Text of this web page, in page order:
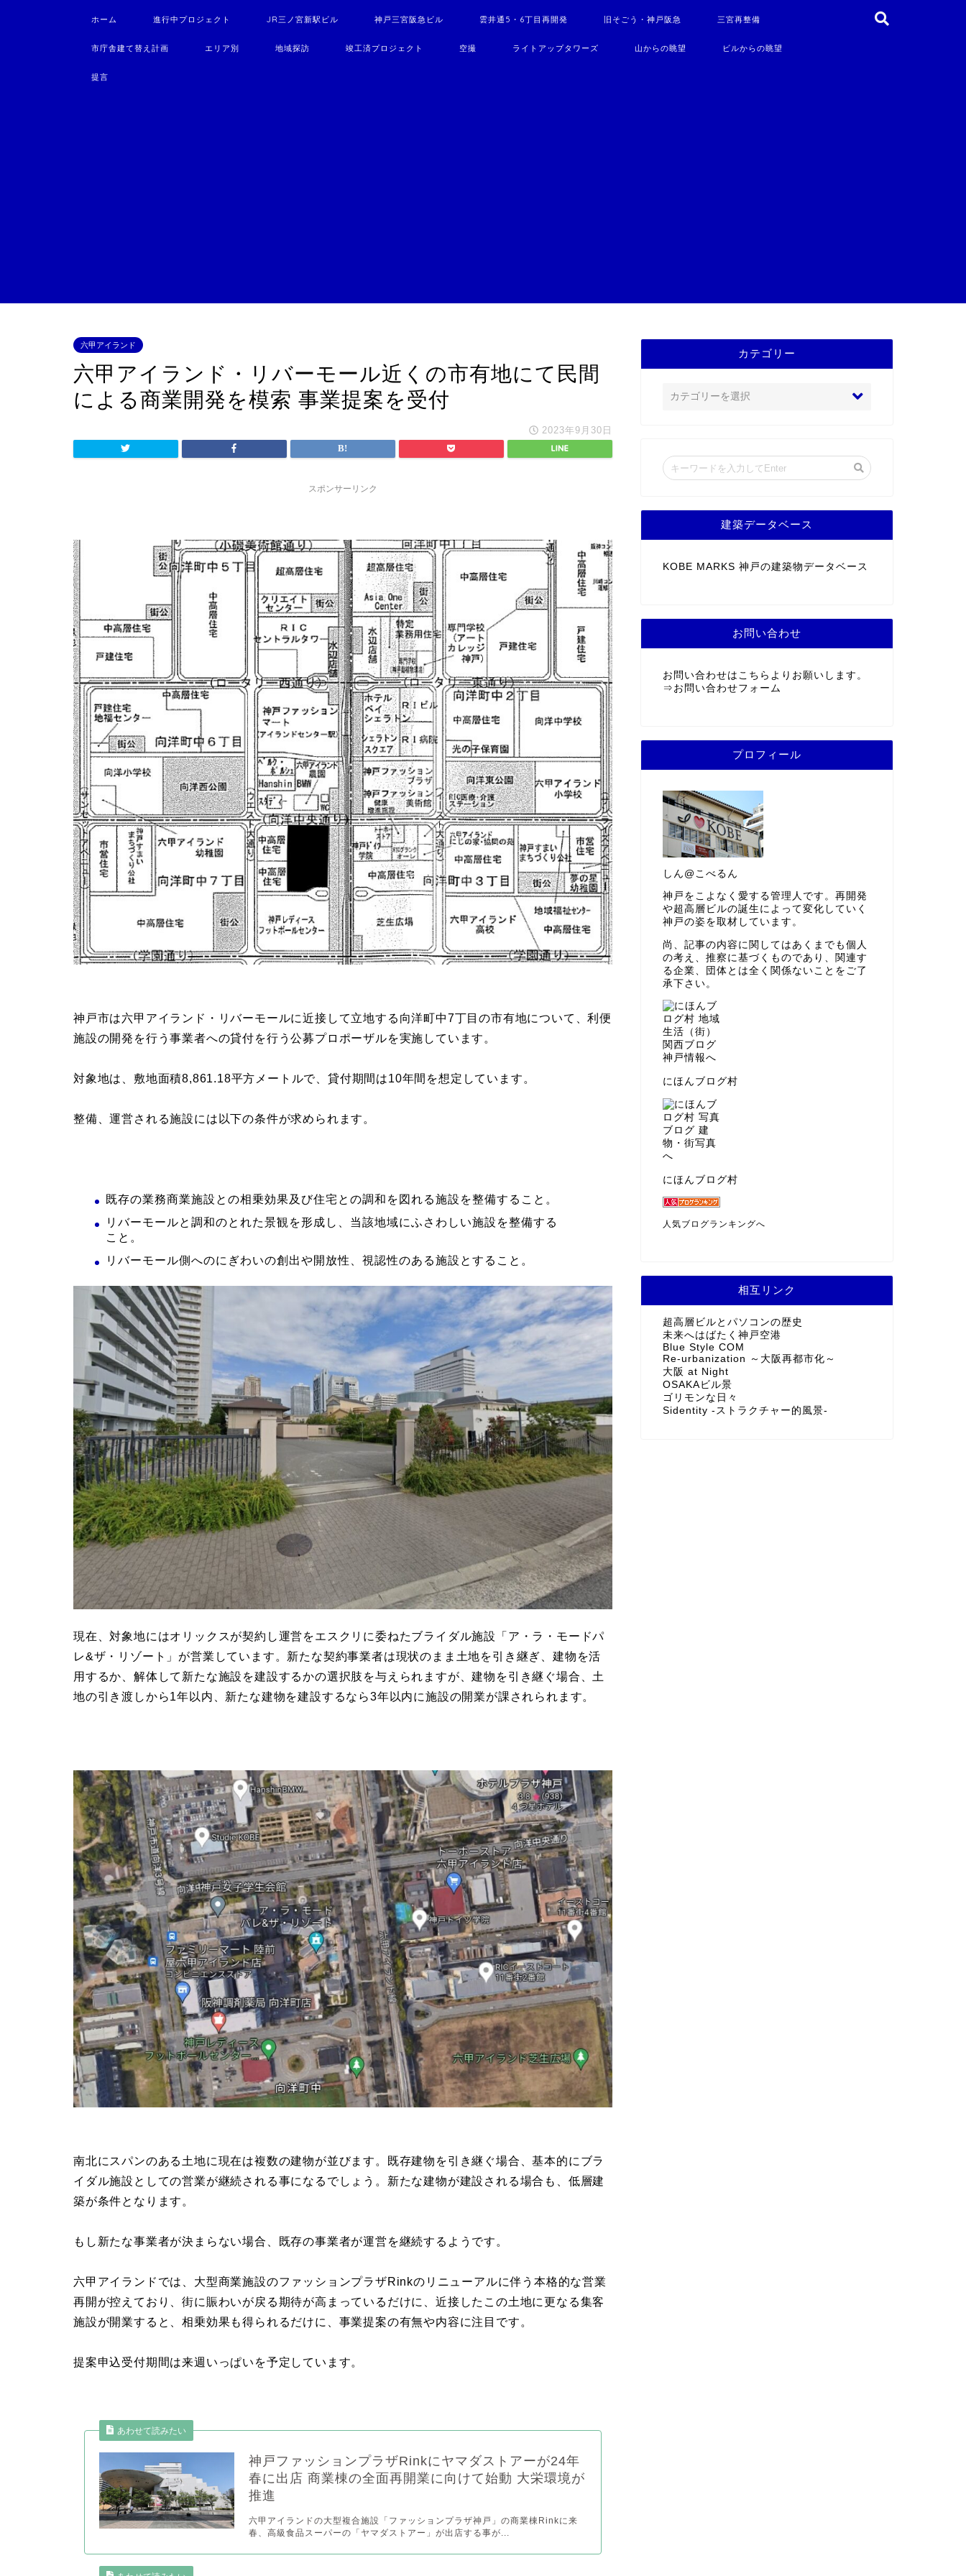
ホーム 進行中プロジェクト JR三ノ宮新駅ビル 神戸三宮阪急ビル 雲井通5・6丁目再開発 旧そごう・神戸阪急 三宮再整備
市庁舎建て替え計画 エリア別 地域探訪 竣工済プロジェクト 空撮 ライトアップタワーズ 山からの眺望 ビルからの眺望
提言
六甲アイランド
六甲アイランド・リバーモール近くの市有地にて民間
による商業開発を模索 事業提案を受付
2023年9月30日
スポンサーリンク
神戸市は六甲アイランド・リバーモールに近接して立地する向洋町中7丁目の市有地について、利便
施設の開発を行う事業者への貸付を行う公募プロポーザルを実施しています。
対象地は、敷地面積8,861.18平方メートルで、貸付期間は10年間を想定しています。
整備、運営される施設には以下の条件が求められます。
既存の業務商業施設との相乗効果及び住宅との調和を図れる施設を整備すること。
リバーモールと調和のとれた景観を形成し、当該地域にふさわしい施設を整備する
こと。
リバーモール側へのにぎわいの創出や開放性、視認性のある施設とすること。
現在、対象地にはオリックスが契約し運営をエスクリに委ねたブライダル施設「ア・ラ・モードパ
レ&ザ・リゾート」が営業しています。新たな契約事業者は現状のまま土地を引き継ぎ、建物を活
用するか、解体して新たな施設を建設するかの選択肢を与えられますが、建物を引き継ぐ場合、土
地の引き渡しから1年以内、新たな建物を建設するなら3年以内に施設の開業が課されられます。
南北にスパンのある土地に現在は複数の建物が並びます。既存建物を引き継ぐ場合、基本的にブラ
イダル施設としての営業が継続される事になるでしょう。新たな建物が建設される場合も、低層建
築が条件となります。
もし新たな事業者が決まらない場合、既存の事業者が運営を継続するようです。
六甲アイランドでは、大型商業施設のファッションプラザRinkのリニューアルに伴う本格的な営業
再開が控えており、街に賑わいが戻る期待が高まっているだけに、近接したこの土地に更なる集客
施設が開業すると、相乗効果も得られるだけに、事業提案の有無や内容に注目です。
提案申込受付期間は来週いっぱいを予定しています。
あわせて読みたい
神戸ファッションプラザRinkにヤマダストアーが24年
春に出店 商業棟の全面再開業に向けて始動 大栄環境が
推進
六甲アイランドの大型複合施設「ファッションプラザ神戸」の商業棟Rinkに来
春、高級食品スーパーの「ヤマダストアー」が出店する事が...
カテゴリー
建築データベース
KOBE MARKS 神戸の建築物データベース
お問い合わせ
お問い合わせはこちらよりお願いします。
⇒ お問い合わせフォーム
プロフィール
しん@こべるん
神戸をこよなく愛する管理人です。再開発
や超高層ビルの誕生によって変化していく
神戸の姿を取材しています。
尚、記事の内容に関してはあくまでも個人
の考え、推察に基づくものであり、関連す
る企業、団体とは全く関係ないことをご了
承下さい。
にほんブログ村
にほんブログ村
人気ブログランキングへ
相互リンク
超高層ビルとパソコンの歴史
未来へはばたく神戸空港
Blue Style COM
Re-urbanization ～大阪再都市化～
大阪 at Night
OSAKAビル景
ゴリモンな日々
Sidentity -ストラクチャー的風景-